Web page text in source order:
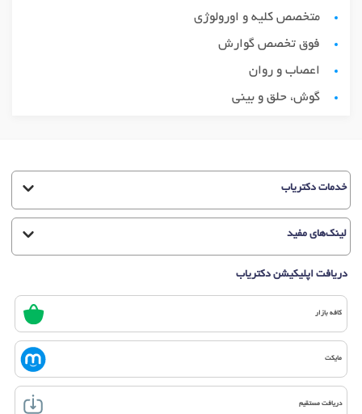
متخصص کلیه و اورولوژی
فوق تخصص گوارش
اعصاب و روان
گوش، حلق و بینی
خدمات دکتریاب
لینک‌های مفید
دریافت اپلیکیشن دکتریاب
کافه بازار
مایکت
دریافت مستقیم